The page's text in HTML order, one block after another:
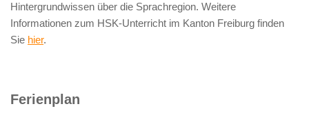
Hintergrundwissen über die Sprachregion. Weitere
Informationen zum HSK-Unterricht im Kanton Freiburg finden
Sie hier.
Ferienplan